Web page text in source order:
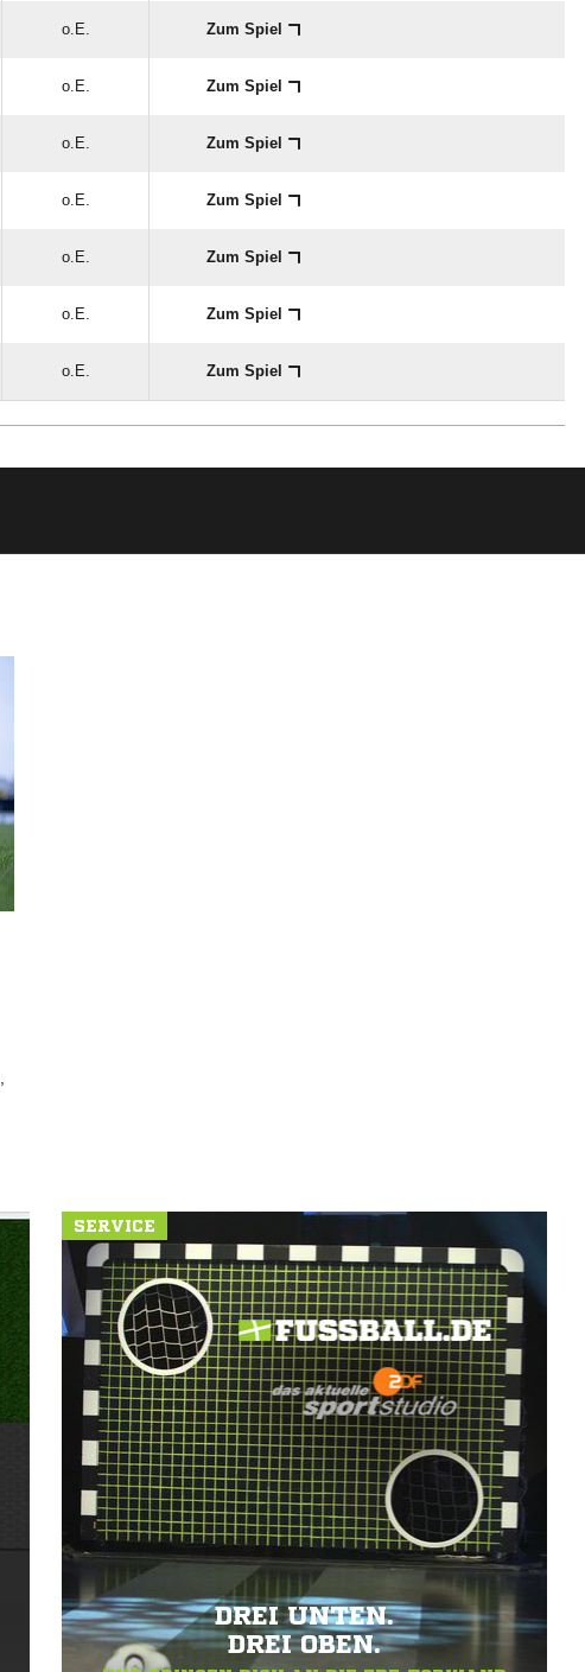
o.E. Zum Spiel
o.E. Zum Spiel
o.E. Zum Spiel
o.E. Zum Spiel
o.E. Zum Spiel
o.E. Zum Spiel
o.E. Zum Spiel
SERVICE
DREI UNTEN.
DREI OBEN.